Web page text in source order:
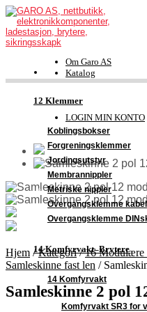
12 Klemmer
Koblingsbokser
Forgreningsklemmer
Jordingsutstyr
Membrannippler
Metriske nippler
Overgangsklemme kabel
Overgangsklemme
14 Komfyrvakt–Brytere
14 Komfyrvakt
Komfyrvakt SR3 for
Om Garo AS
Katalog
FDV-dokumentasjon
Support
LOGIN MIN KONTO
Hjem / Kategori / 16 Modulære
Samleskinne fast len /
Samleskinne 2 pol